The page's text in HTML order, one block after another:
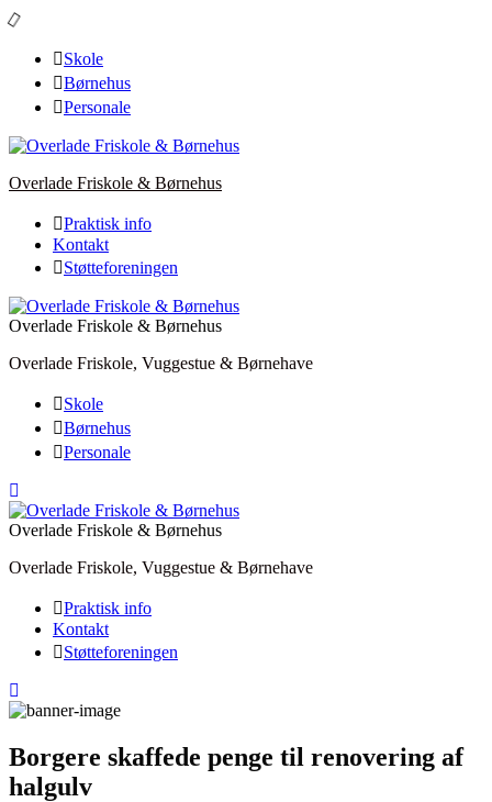
Skip
content Skole
Børnehus
Personale
Overlade Friskole & Børnehus
Praktisk info
Kontakt
Støtteforeningen
Overlade Friskole & Børnehus
Overlade Friskole, Vuggestue & Børnehave
Skole
Børnehus
Personale
Overlade Friskole & Børnehus
Overlade Friskole, Vuggestue & Børnehave
Praktisk info
Kontakt
Støtteforeningen
Borgere skaffede penge til renovering af
halgulv